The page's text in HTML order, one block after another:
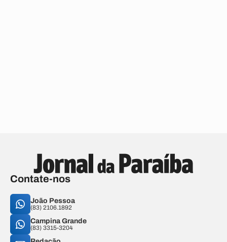
Contate-nos
João Pessoa
(83) 2106.1892
Campina Grande
(83) 3315-3204